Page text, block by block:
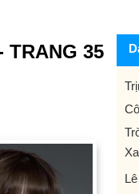
TRANG 35